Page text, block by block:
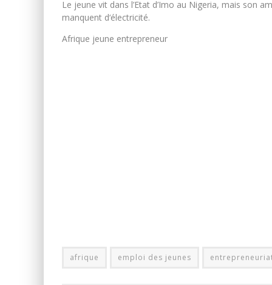
Le jeune vit dans l’Etat d’Imo au Nigeria, mais son
manquent d‘électricité.
Afrique jeune entrepreneur
afrique emploi des jeunes